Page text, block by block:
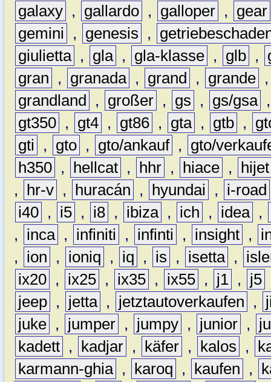
galaxy , gallardo , galloper ,
gear
gemini
, genesis ,
giulietta , gla , gla-klasse , glb ,
gran
, granada , grand , grande
grandland
, großer , gs , gs/gsa
gt350 , gt4 , gt86 , gta , gtb ,
gti
, gto , gto/ankauf ,
gto/
h350 , hellcat , hhr , hiace ,
hijet
,
hr-v , huracán , hyundai ,
i-road
i40 , i5 , i8 , ibiza , ich , idea ,
,
inca , infiniti , infinti , insight ,
,
ion , ioniq , iq , is , isetta ,
ix20 , ix25 , ix35 , ix55 , j1 , j5
jeep , jetta , jetztautoverkaufen ,
juke , jumper , jumpy , junior ,
kadett , kadjar , käfer , kalos ,
karmann-ghia , karoq , kaufen ,